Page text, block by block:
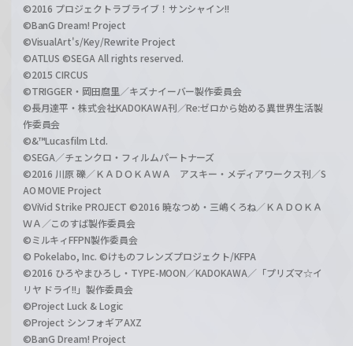
©2016 プロジェクトラブライブ！サンシャイン!!
©BanG Dream! Project
©VisualArt's/Key/Rewrite Project
©ATLUS ©SEGA All rights reserved.
©2015 CIRCUS
©TRIGGER・岡田麿里／キズナイーバー製作委員会
©長月達平・株式会社KADOKAWA刊／Re:ゼロから始める異世界生活製
作委員会
©&™Lucasfilm Ltd.
©SEGA／チェンクロ・フィルムパートナーズ
©2016 川原 礫／ＫＡＤＯＫＡＷＡ アスキー・メディアワークス刊／S
AO MOVIE Project
©ViVid Strike PROJECT ©2016 暁なつめ・三嶋くろね／ＫＡＤＯＫＡ
ＷＡ／このすば製作委員会
©ミルキィFFPN製作委員会
© Pokelabo, Inc. ©けものフレンズプロジェクト/KFPA
©2016 ひろやまひろし・TYPE-MOON／KADOKAWA／「プリズマ☆イ
リヤ ドライ!!」製作委員会
©Project Luck & Logic
©Project シンフォギアAXZ
©BanG Dream! Project